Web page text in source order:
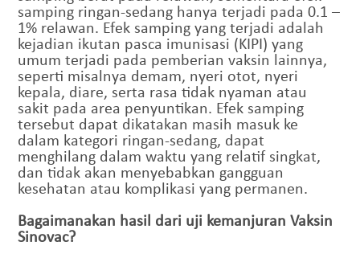
samping ringan-sedang hanya terjadi pada 0.1 –
1% relawan. Efek samping yang terjadi adalah
kejadian ikutan pasca imunisasi (KIPI) yang
umum terjadi pada pemberian vaksin lainnya,
seperti misalnya demam, nyeri otot, nyeri
kepala, diare, serta rasa tidak nyaman atau
sakit pada area penyuntikan. Efek samping
tersebut dapat dikatakan masih masuk ke
dalam kategori ringan-sedang, dapat
menghilang dalam waktu yang relatif singkat,
dan tidak akan menyebabkan gangguan
kesehatan atau komplikasi yang permanen.
Bagaimanakan hasil dari uji kemanjuran Vaksin
Sinovac?